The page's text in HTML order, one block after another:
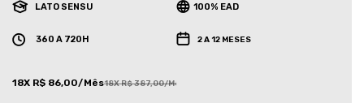
LATO SENSU 100% EAD
360 A 720H 2 A 12 MESES
18X R$ 86,00/Mês18X R$ 387,00/Mês